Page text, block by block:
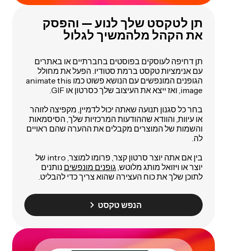
תן לטקסט שלך לנוע — והפסק
את הקהל מלהמשיך לגלול
תן דחיפה לעוסקים בפוסטים בחברתיים או באתרים
עם אנימציות טקסט ברמת סטודיו. הפעל את מחולל
הגופנים המונפשים עם הנושא פשוט כמו animate this
image , ואז ייצא את העיצוב שלך כסרטון או GIF.
בחר כל סגנון תנועה שאתה יכול לדמיין, מקפיצה לזוהר
או עיוות, והוודא שההודעות המרכזיות שלך, הסיסמאות
והשמות של המוצרים מקבלים את ההערה שהם ראויים
לה.
בין אם אתה יוצר סרטון קצר, פרומו למוצר, intro של
יוצר או ויזואל מותג מלוטש, גופנים מונפשים נותנים
לתוכן שלך את כוח העצירה שהוא צריך כדי להבליט.
הנפש טקסט